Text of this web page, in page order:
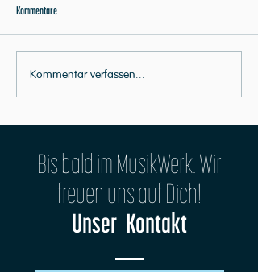
Musikschuljahr 2022 // Infektionsschutz
Kommentare
Kommentar verfassen...
Bis bald im MusikWerk. Wir
freuen uns auf Dich!
Unser Kontakt